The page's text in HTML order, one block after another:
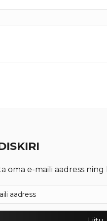
oma e-maili aadress